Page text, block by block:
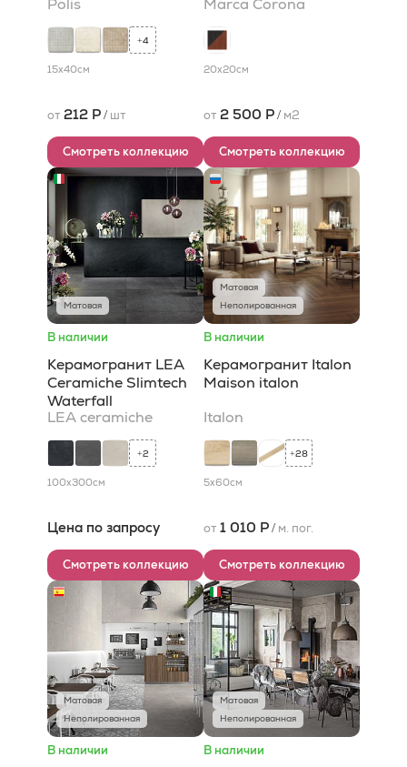
Polis
+4
15x40см
от 212 Р/ шт
Смотреть коллекцию
Marca Corona
20x20см
от 2 500 Р/ м2
Смотреть коллекцию
Матовая
В наличии
Керамогранит LEA
Ceramiche Slimtech
Waterfall
LEA ceramiche
+2
100x300см
Цена по запросу
Смотреть коллекцию
Матовая
Неполированная
В наличии
Керамогранит Italon
Maison italon
Italon
+28
5x60см
от 1 010 Р/ м. пог.
Смотреть коллекцию
Матовая
Неполированная
В наличии
Матовая
Неполированная
В наличии